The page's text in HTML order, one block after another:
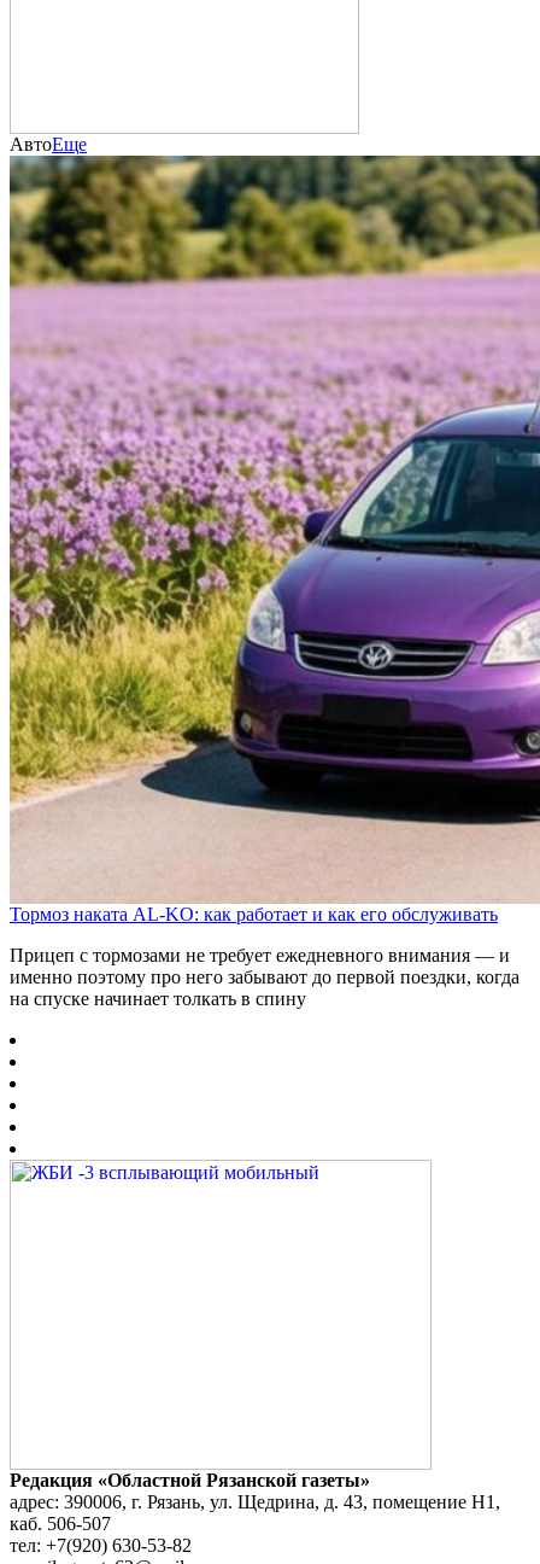
АвтоЕще
Тормоз наката AL-KO: как работает и как его обслуживать
Прицеп с тормозами не требует ежедневного внимания — и
именно поэтому про него забывают до первой поездки, когда
на спуске начинает толкать в спину
Редакция «Областной Рязанской газеты»
адрес: 390006, г. Рязань, ул. Щедрина, д. 43, помещение Н1,
каб. 506-507
тел: +7(920) 630-53-82